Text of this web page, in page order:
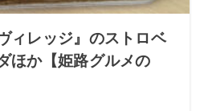
ィレッジ』のストロベ
ほか【姫路グルメの